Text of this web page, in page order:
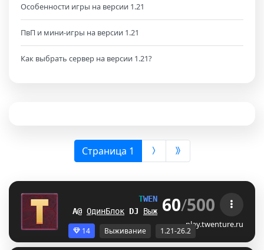
Особенности игры на версии 1.21
ПвП и мини-игры на версии 1.21
Как выбрать сервер на версии 1.21?
Страница 1 (выбрана)
TWEN UR E
[1.21-26.2]
MA ОдинБлок QU Выживание TZ БедВарс
60/500
play.twenture.ru
14 Выживание 1.21-26.2